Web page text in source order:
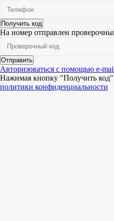
Получить код
На номер отправлен
Отправить
Авторизоваться с помощью e-
Нажимая кнопку "Получить
политики конфиденциальности